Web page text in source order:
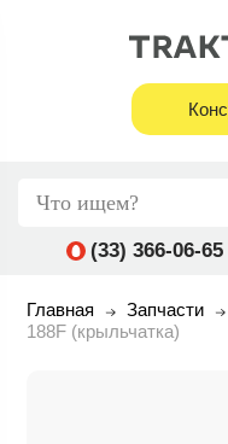
(33) 366-06-65
Главная Запчасти
188F (крыльчатка)